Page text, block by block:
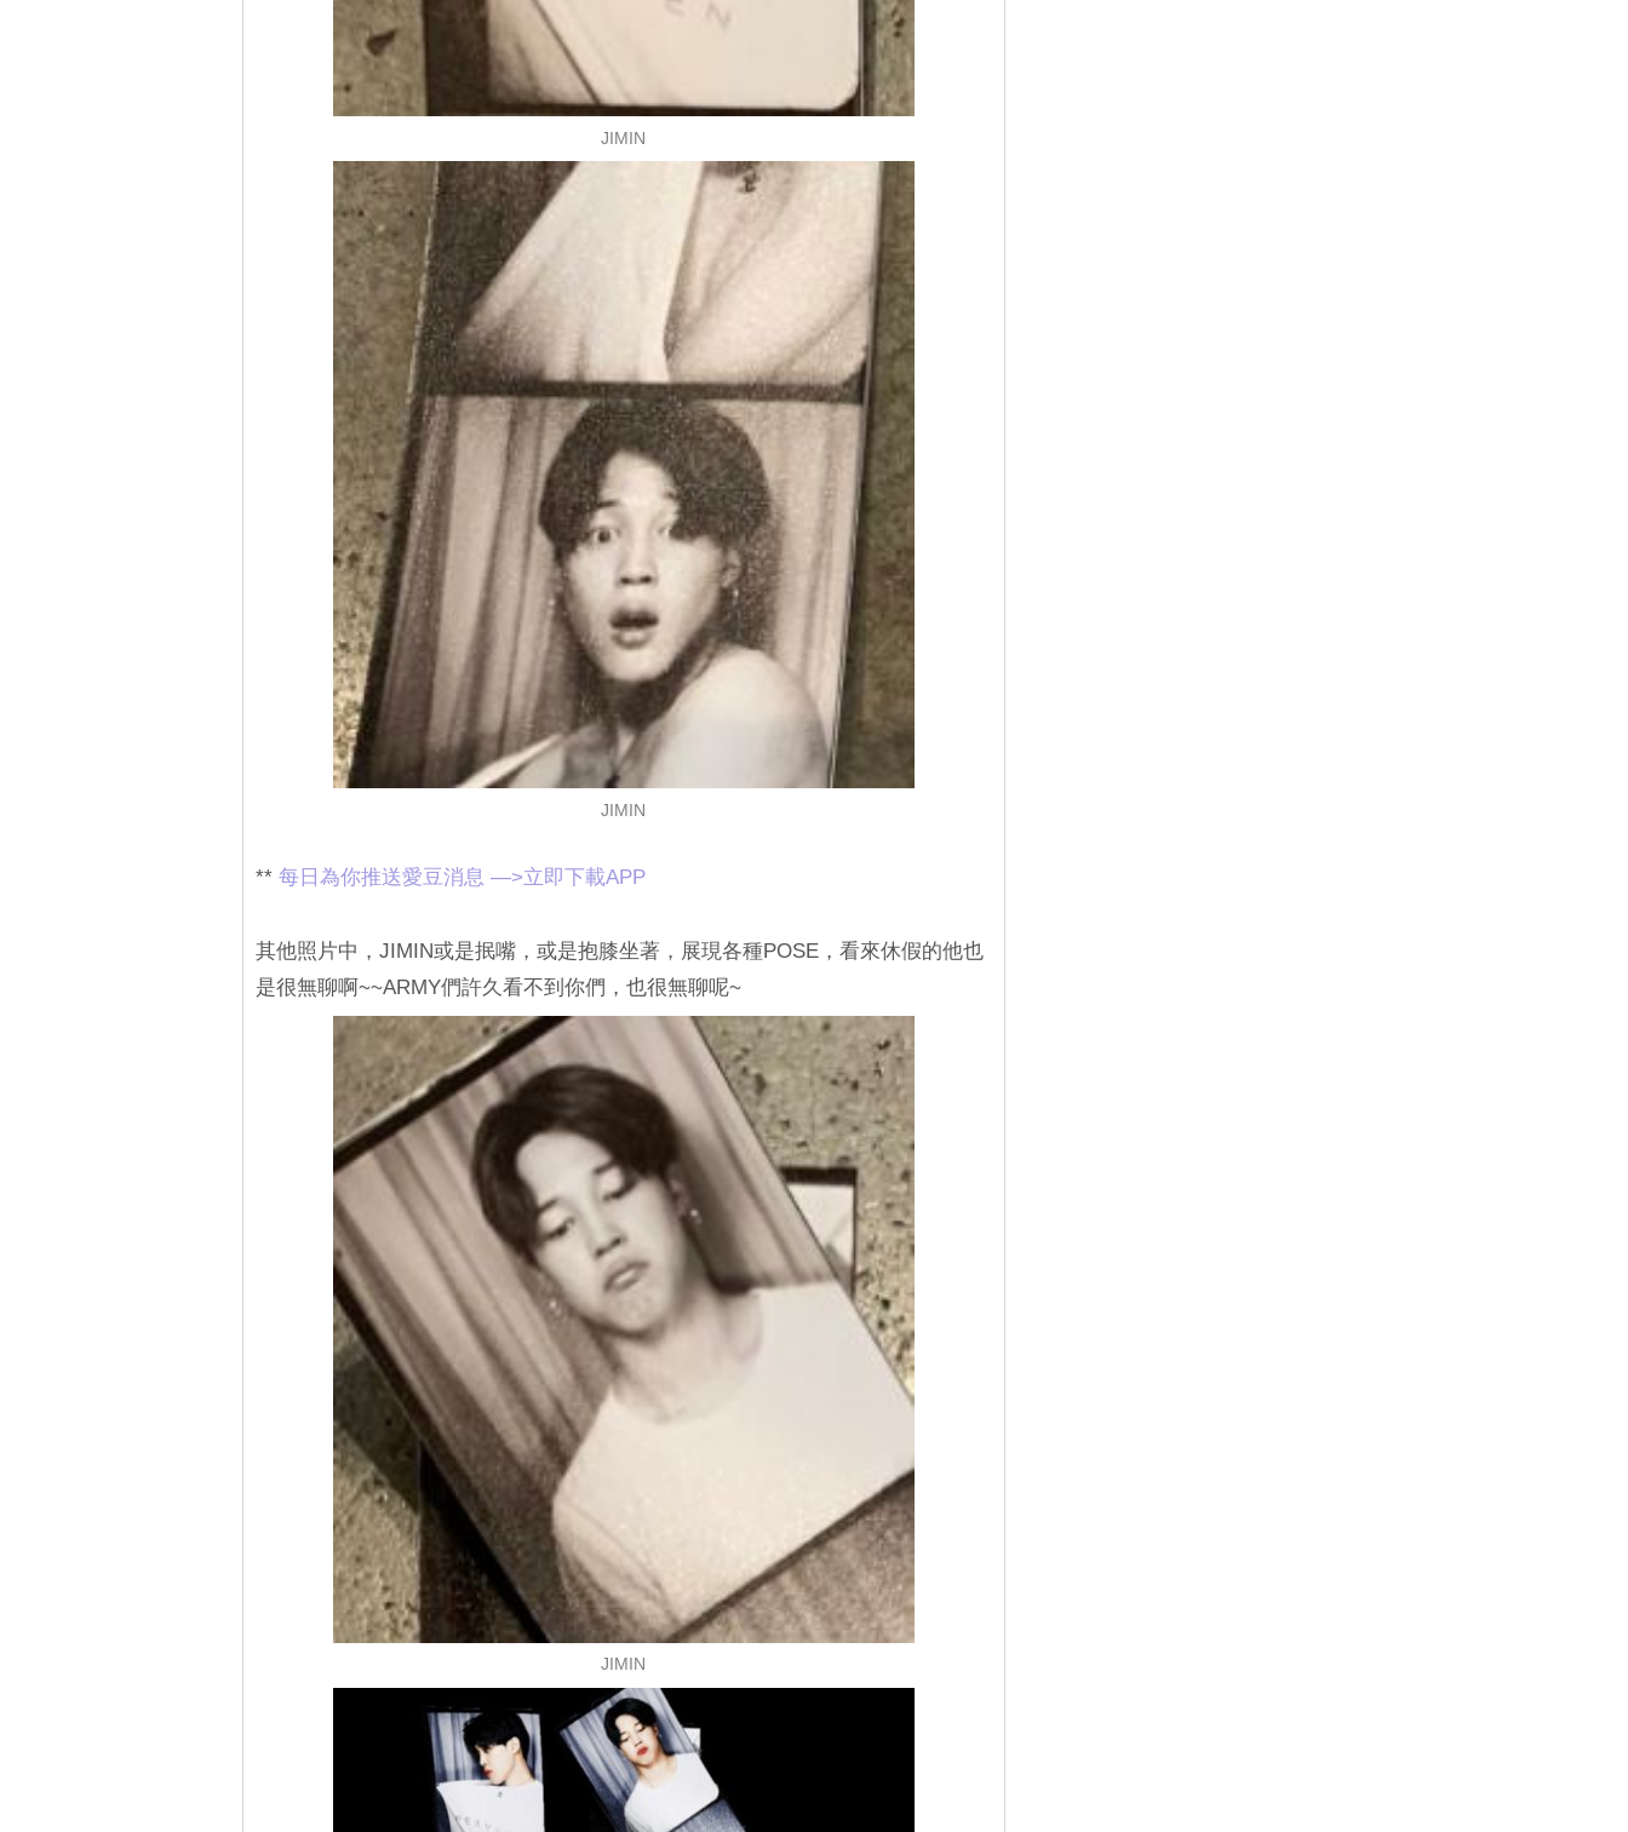
JIMIN
JIMIN
** 每日為你推送愛豆消息 —>立即下載APP
其他照片中，JIMIN或是抿嘴，或是抱膝坐著，展現各種POSE，看來休假的他也
是很無聊啊~~ARMY們許久看不到你們，也很無聊呢~
JIMIN